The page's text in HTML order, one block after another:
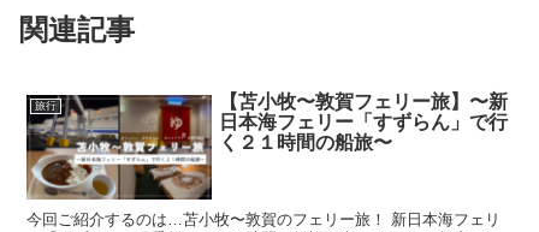
関連記事
旅行
【苫小牧〜敦賀フェリー旅】〜新
日本海フェリー「すずらん」で行
く２１時間の船旅〜
今回ご紹介するのは…苫小牧〜敦賀のフェリー旅！ 新日本海フェリ